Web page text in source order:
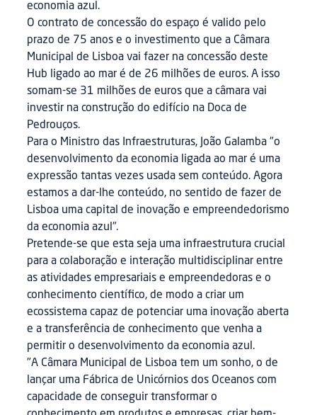
economia azul.
O contrato de concessão do espaço é valido pelo
prazo de 75 anos e o investimento que a Câmara
Municipal de Lisboa vai fazer na concessão deste
Hub ligado ao mar é de 26 milhões de euros. A isso
somam-se 31 milhões de euros que a câmara vai
investir na construção do edifício na Doca de
Pedrouços.
Para o Ministro das Infraestruturas, João Galamba "o
desenvolvimento da economia ligada ao mar é uma
expressão tantas vezes usada sem conteúdo. Agora
estamos a dar-lhe conteúdo, no sentido de fazer de
Lisboa uma capital de inovação e empreendedorismo
da economia azul".
Pretende-se que esta seja uma infraestrutura crucial
para a colaboração e interação multidisciplinar entre
as atividades empresariais e empreendedoras e o
conhecimento científico, de modo a criar um
ecossistema capaz de potenciar uma inovação aberta
e a transferência de conhecimento que venha a
permitir o desenvolvimento da economia azul.
"A Câmara Municipal de Lisboa tem um sonho, o de
lançar uma Fábrica de Unicórnios dos Oceanos com
capacidade de conseguir transformar o